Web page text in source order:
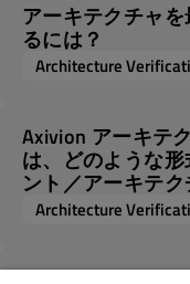
アーキテクチャ
るには？
Architecture
Axivion アーキテ
は、どのような
ント／アーキテ
Architecture